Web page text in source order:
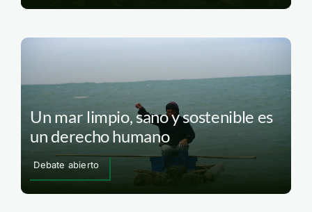
Un mar limpio, sano y sostenible es
un derecho humano
Debate abierto